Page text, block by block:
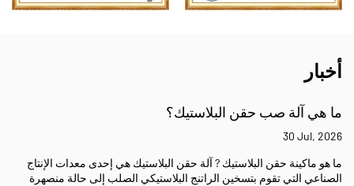
أخبار
ما هي آلة صب حقن البلاستيك؟
30 Jul, 2026
ما هو ماكينة حقن البلاستيك ? آلة حقن البلاستيك هي إحدى معدات الإنتاج
الصناعي التي تقوم بتسخين الراتنج البلاستيكي الصلب إلى حالة منصهرة